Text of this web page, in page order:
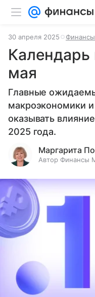
30 апреля 2025
Календарь
мая
Главные
макроэкономики
оказывать
2025 года.
Маргарита
Автор Финансы